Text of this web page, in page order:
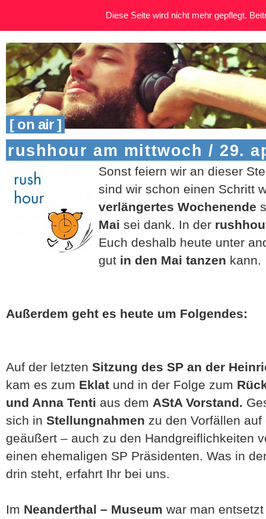
[ on air ]
rushhour am mittwoch / 29.
Sonst feiern wir an dieser
sind wir schon einen Schritt
verlängertes Wochenende
Mai sei dank. In der
Euch deshalb heute unter
gut in den Mai tanzen kann.
Außerdem geht es heute um Folgendes:
Auf der letzten Sitzung des SP an der
kam es zum Eklat und in der Folge zum
und Anna Tenti aus dem AStA Vorstand.
sich in Stellungnahmen zu den Vorfällen
geäußert – auch zu den Handgreiflichkeiten
einen ehemaligen SP Präsidenten. Was in
drin steht, erfahrt Ihr bei uns.
Im Neanderthal – Museum war man
Diese Seite wird nicht mehr gepflegt.